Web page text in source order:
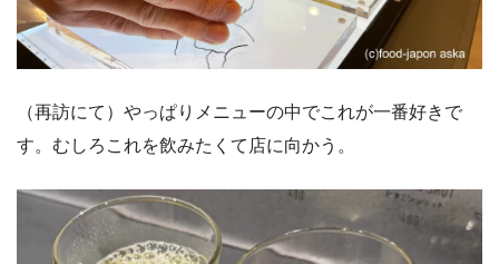
（再訪にて）やっぱりメニューの中でこれが一番好きで
す。むしろこれを飲みたくて店に向かう。